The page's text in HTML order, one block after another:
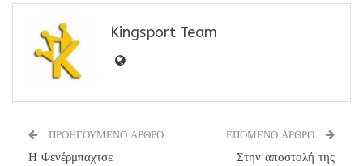
Kingsport Team
ΠΡΟΗΓΟΥΜΕΝΟ ΑΡΘΡΟ
Η Φενέρμπαχτσε
ΕΠΟΜΕΝΟ ΑΡΘΡΟ
Στην αποστολή της